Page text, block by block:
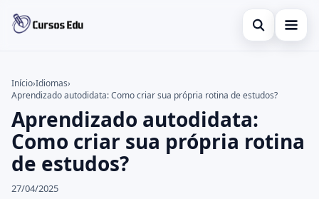
Abrir busca
Inglês
Idiomas
espanhol
Buscar no site
Buscar por:
Pressione Enter para buscar ou ESC para fechar.
Início›Idiomas›
Aprendizado autodidata: Como criar sua própria rotina de estudos?
Aprendizado autodidata:
Como criar sua própria rotina
de estudos?
27/04/2025